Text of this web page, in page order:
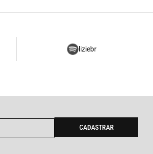
liziebr
CADASTRAR